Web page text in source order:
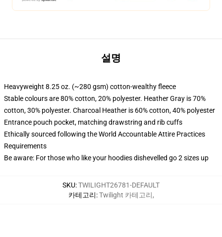
설명
Heavyweight 8.25 oz. (~280 gsm) cotton-wealthy fleece
Stable colours are 80% cotton, 20% polyester. Heather Gray is 70%
cotton, 30% polyester. Charcoal Heather is 60% cotton, 40% polyester
Entrance pouch pocket, matching drawstring and rib cuffs
Ethically sourced following the World Accountable Attire Practices
Requirements
Be aware: For those who like your hoodies dishevelled go 2 sizes up
SKU:TWILIGHT26781-DEFAULT
카테고리:Twilight 카테고리,